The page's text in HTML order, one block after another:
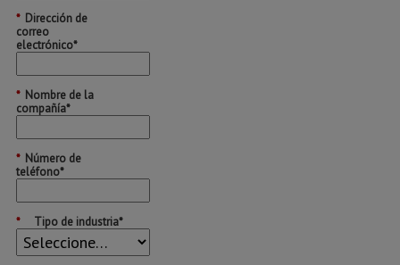
* Dirección de
correo
electrónico*
* Nombre de la
compañía*
* Número de
teléfono*
* Tipo de industria*